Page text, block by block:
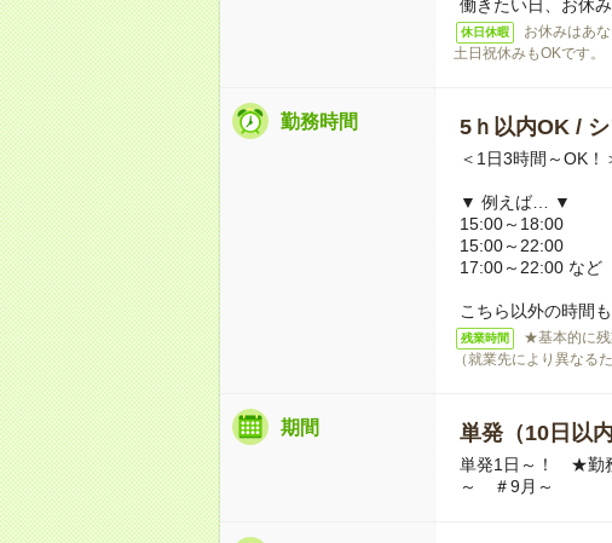
働きたい日、お休
休日休暇
お休みはあ
土日祝休みもOKです。
勤務時間 5ｈ以内OK /
＜1日3時間～OK！
▼ 例えば… ▼
15:00～18:00
15:00～22:00
17:00～22:00 など
こちら以外の時間
残業時間
★基本的に残
（就業先により異なる
期間 単発（10日以
単発1日～！ ★勤
～ ＃9月～